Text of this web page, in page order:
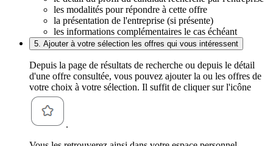
les modalités pour répondre à cette offre
la présentation de l'entreprise (si présente)
les informations complémentaires le cas échéant
5. Ajouter à votre sélection les offres qui vous intéressent
Depuis la page de résultats de recherche ou depuis le détail
d'une offre consultée, vous pouvez ajouter la ou les offres de
votre choix à votre sélection. Il suffit de cliquer sur l'icône
.